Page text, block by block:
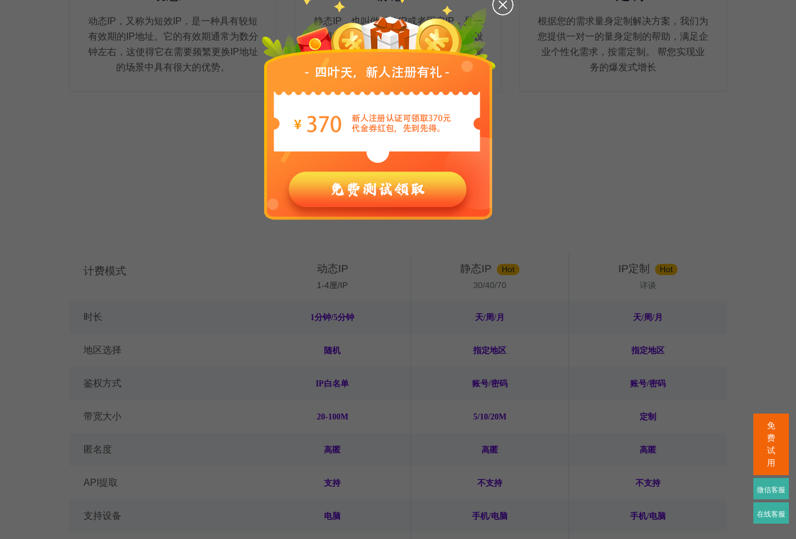
动态IP，又称为短效IP，是一种具有较短
有效期的IP地址。它的有效期通常为数分
钟左右，这使得它在需要频繁更换IP地址
的场景中具有很大的优势。
静态IP，也叫做长效IP或者固定IP，是一
种固定不变的IP地址，一旦分配给某台设
备，就会一直保持不变。避免因IP地址变
动导致的不必要的麻烦。
根据您的需求量身定制解决方案，我们为
您提供一对一的量身定制的帮助，满足企
业个性化需求，按需定制。 帮您实现业
务的爆发式增长
产品介绍
灵活的计费方式，适配多种业务需求
计费模式 动态IP
1-4厘/IP
静态IP Hot
30/40/70
IP定制 Hot
详谈
时长 1分钟/5分钟 天/周/月 天/周/月
地区选择 随机 指定地区 指定地区
鉴权方式 IP白名单 账号/密码 账号/密码
带宽大小 20-100M 5/10/20M 定制
匿名度 高匿 高匿 高匿
API提取 支持 不支持 不支持
支持设备 电脑 手机/电脑 手机/电脑
免
费
试
用
微信客服
在线客服